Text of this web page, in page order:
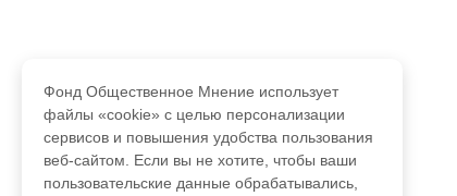
Фонд Общественное Мнение использует
файлы «cookie» с целью персонализации
сервисов и повышения удобства пользования
веб-сайтом. Если вы не хотите, чтобы ваши
пользовательские данные обрабатывались,